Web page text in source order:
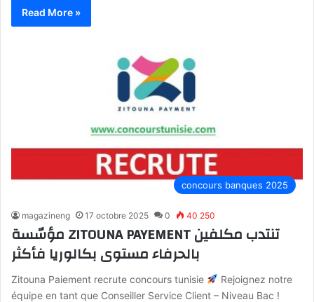
Read More »
concours banques 2025
magazineng 17 octobre 2025 0 40 250
مؤسّسة ZITOUNA PAYEMENT تنتدب مكلفين
بالحرفاء مستوى بكالوريا فأكثر
Zitouna Paiement recrute concours tunisie
Rejoignez notre
équipe en tant que Conseiller Service Client – Niveau Bac !